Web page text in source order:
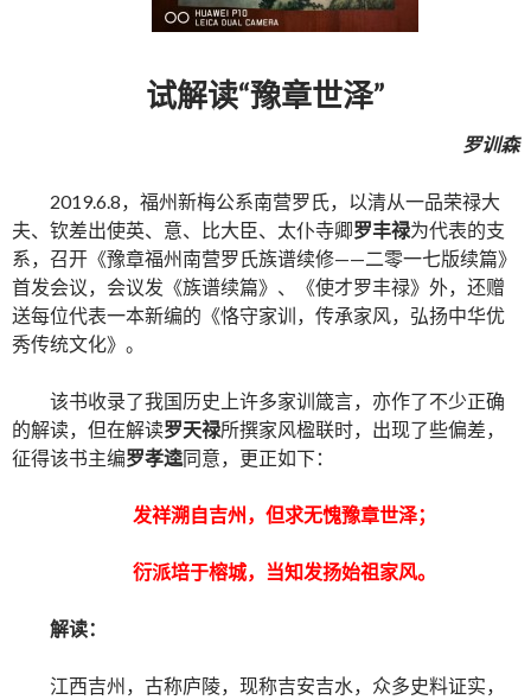
试解读“豫章世泽”
罗训森
2019.6.8，福州新梅公系南营罗氏，以清从一品荣禄大
夫、钦差出使英、意、比大臣、太仆寺卿罗丰禄为代表的支
系，召开《豫章福州南营罗氏族谱续修——二零一七版续篇》
首发会议，会议发《族谱续篇》、《使才罗丰禄》外，还赠
送每位代表一本新编的《恪守家训，传承家风，弘扬中华优
秀传统文化》。
该书收录了我国历史上许多家训箴言，亦作了不少正确
的解读，但在解读罗天禄所撰家风楹联时，出现了些偏差，
征得该书主编罗孝逵同意，更正如下：
发祥溯自吉州，但求无愧豫章世泽；
衍派培于榕城，当知发扬始祖家风。
解读：
江西吉州，古称庐陵，现称吉安吉水，众多史料证实，